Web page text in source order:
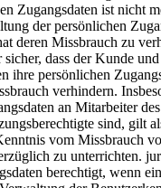
Zugangsdaten ist nicht
der persönlichen
deren Missbrauch zu
dass der Kunde
ihre persönlichen
verhindern.
an Mitarbeiter
sind, gilt
vom Missbrauch
zu unterrichten.
berechtigt, wenn